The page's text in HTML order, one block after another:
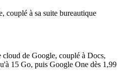
couplé à sa suite bureautique
de Google, couplé à Docs,
15 Go, puis Google One dès 1,99